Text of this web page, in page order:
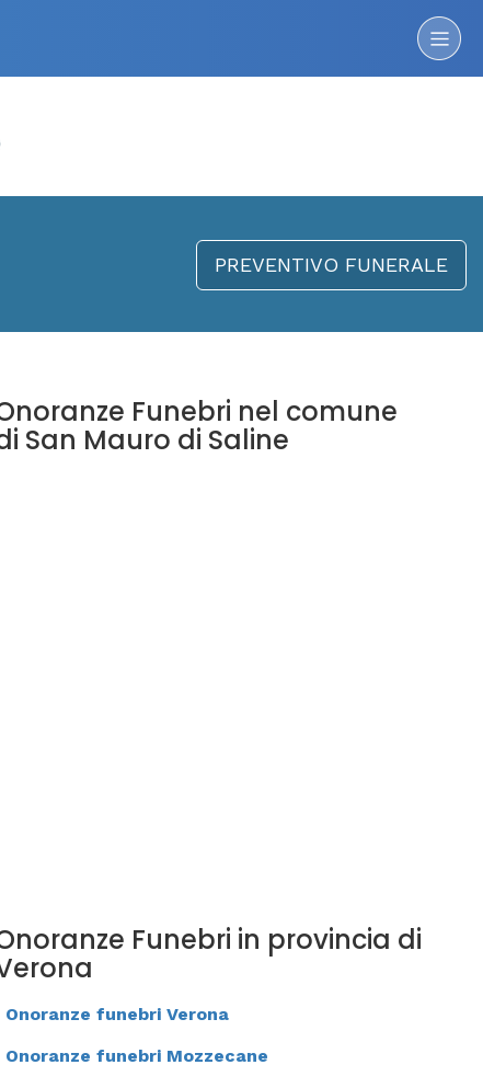
PREVENTIVO FUNERALE
Funebri nel comune
San Mauro di Saline
Funebri in provincia di
Onoranze funebri Verona
Onoranze funebri Mozzecane